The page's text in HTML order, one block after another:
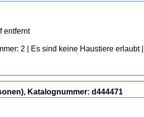
entfernt
2 | Es sind keine Haustiere erlaubt |
Katalognummer: d444471